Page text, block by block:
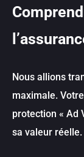
Comprend
’assuranc
Nous allions
maximale.
protection « Ad
sa valeur réelle.